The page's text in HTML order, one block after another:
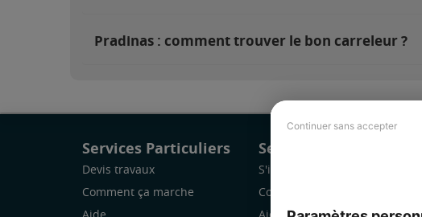
Continuer sans accepter
Pradinas : comment trouver le bon carreleur ?
Services Particuliers
Devis travaux
Comment ça marche
Services Pro
S'inscrire
Comment ça marche